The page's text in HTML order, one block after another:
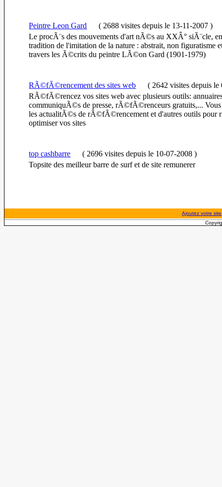
Peintre Leon Gard ( 2688 visitesdepuis le 13-11-2007 )
Le procÃ¨s des mouvements d'art nÃ©s au XXÂ° siÃ¨cle,
tradition de l'imitation de la nature : abstrait, non figuratisme
travers les Ã©crits du peintre LÃ©on Gard (1901-1979)
RÃ©fÃ©rencement des sites web ( 2642 visitesdepuis le
RÃ©fÃ©rencez vos sites web avec plusieurs outils:
communiquÃ©s de presse, rÃ©fÃ©renceurs gratuits,... Vous
les actualitÃ©s de rÃ©fÃ©rencement et d'autres outils
optimiser vos sites
top cashbarre ( 2696 visitesdepuis le 10-07-2008 )
Topsite des meilleur barre de surf et de site remunerer
Ajoutez votre site